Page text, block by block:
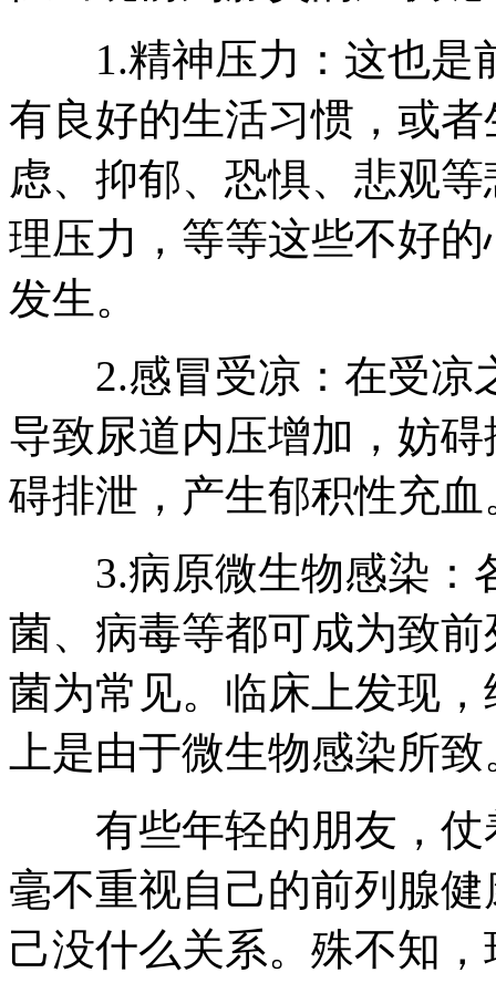
1.精神压力：这也是
有良好的生活习惯，或
虑、抑郁、恐惧、悲观
理压力，等等这些不好
发生。
2.感冒受凉：在受凉
导致尿道内压增加，妨
碍排泄，产生郁积性充血
3.病原微生物感染：
菌、病毒等都可成为致
菌为常见。临床上发现
上是由于微生物感染所致
有些年轻的朋友，仗
毫不重视自己的前列腺
己没什么关系。殊不知